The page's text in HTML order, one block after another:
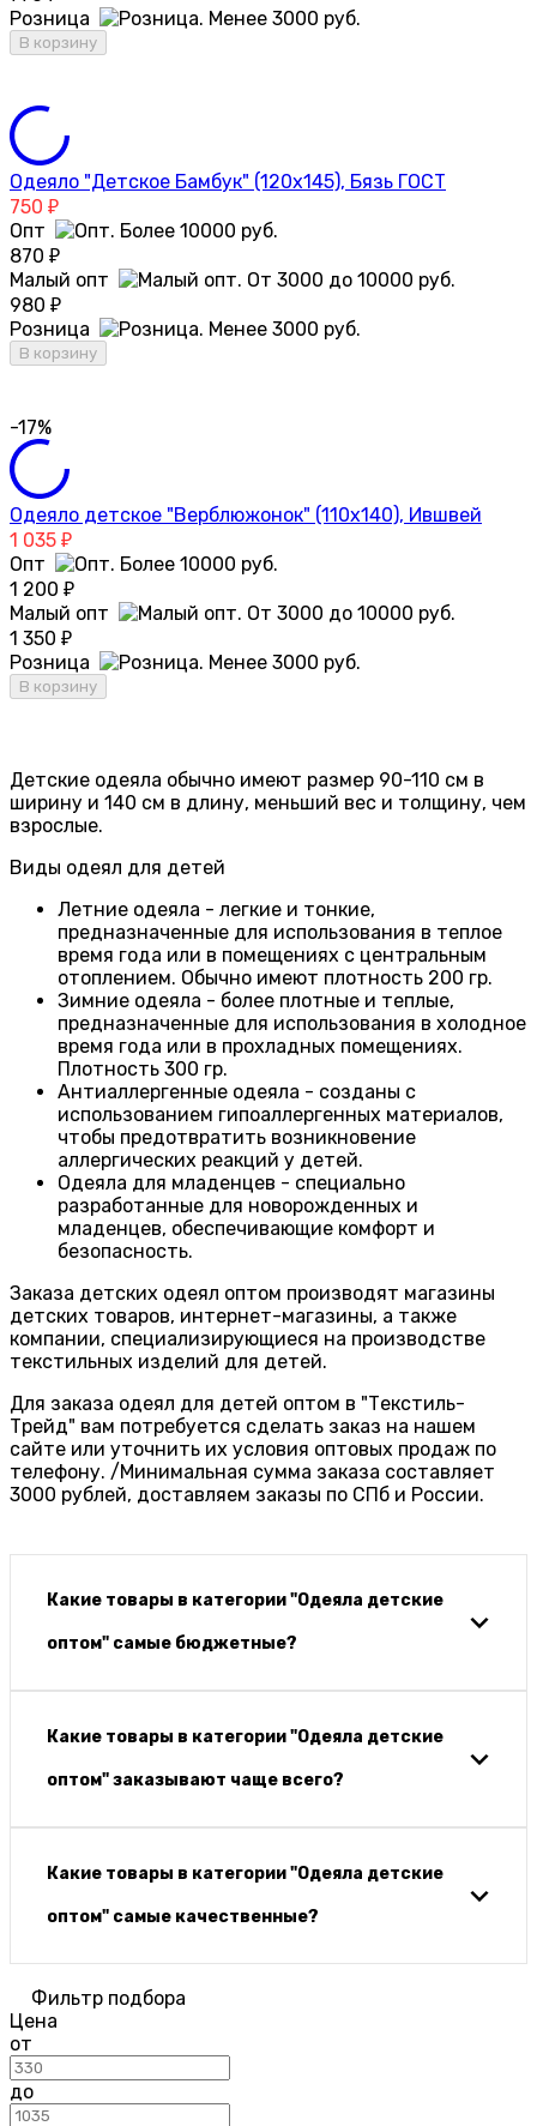
Розница
В корзину
Одеяло "Детское Бамбук" (120х145), Бязь ГОСТ
750 ₽
Опт
870 ₽
Малый опт
980 ₽
Розница
В корзину
-17%
Одеяло детское "Верблюжонок" (110х140), Ившвей
1 035 ₽
Опт
1 200 ₽
Малый опт
1 350 ₽
Розница
В корзину
Детские одеяла обычно имеют размер 90-110 см в
ширину и 140 см в длину, меньший вес и толщину, чем
взрослые.
Виды одеял для детей
Летние одеяла - легкие и тонкие,
предназначенные для использования в теплое
время года или в помещениях с центральным
отоплением. Обычно имеют плотность 200 гр.
Зимние одеяла - более плотные и теплые,
предназначенные для использования в холодное
время года или в прохладных помещениях.
Плотность 300 гр.
Антиаллергенные одеяла - созданы с
использованием гипоаллергенных материалов,
чтобы предотвратить возникновение
аллергических реакций у детей.
Одеяла для младенцев - специально
разработанные для новорожденных и
младенцев, обеспечивающие комфорт и
безопасность.
Заказа детских одеял оптом производят магазины
детских товаров, интернет-магазины, а также
компании, специализирующиеся на производстве
текстильных изделий для детей.
Для заказа одеял для детей оптом в "Текстиль-
Трейд" вам потребуется сделать заказ на нашем
сайте или уточнить их условия оптовых продаж по
телефону. /Минимальная сумма заказа составляет
3000 рублей, доставляем заказы по СПб и России.
Какие товары в категории "Одеяла детские
оптом" самые бюджетные?
Какие товары в категории "Одеяла детские
оптом" заказывают чаще всего?
Какие товары в категории "Одеяла детские
оптом" самые качественные?
Фильтр подбора
Цена
от
до